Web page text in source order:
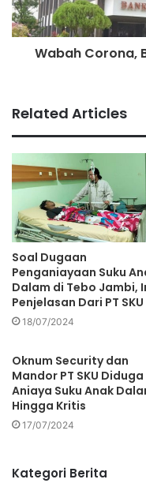
khususnya Jakarta ke
termasuk tenaga
diisolasi dan pasien
juga yang dikarenakan
dari anggota DPRD
adik-adik SMA dan UIN
untuk data pemudik itu
luar daerah yang
-19 di Jambi,
Sedangkan data
ini mulai brrkurang
diantaranya kini
Corona. (***)
Ferdi Almunanda
Wabah Corona,
Related Articles
Soal Dugaan
Penganiayaan Suku
Dalam di Tebo Jambi,
Penjelasan Dari PT SKU
18/07/2024
Oknum Security dan
Mandor PT SKU Diduga
Aniaya Suku Anak
Hingga Kritis
17/07/2024
Kategori Berita